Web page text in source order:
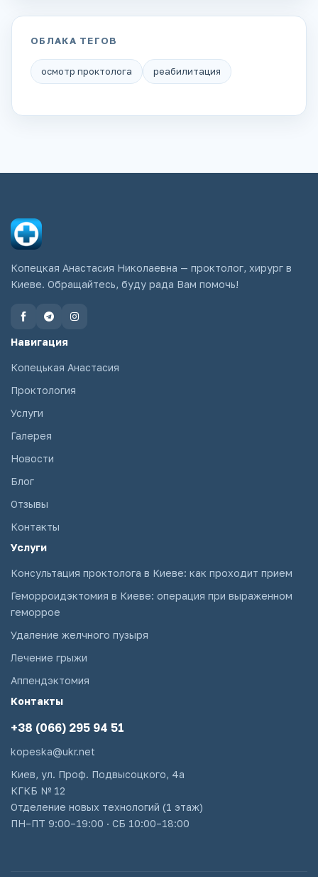
ОБЛАКА ТЕГОВ
осмотр проктолога реабилитация
Копецкая Анастасия Николаевна — проктолог, хирург в
Киеве. Обращайтесь, буду рада Вам помочь!
Навигация
Копецькая Анастасия
Проктология
Услуги
Галерея
Новости
Блог
Отзывы
Контакты
Услуги
Консультация проктолога в Киеве: как проходит прием
Геморроидэктомия в Киеве: операция при выраженном
геморрое
Удаление желчного пузыря
Лечение грыжи
Аппендэктомия
Контакты
+38 (066) 295 94 51
kopeska@ukr.net
Киев, ул. Проф. Подвысоцкого, 4а
КГКБ № 12
Отделение новых технологий (1 этаж)
ПН–ПТ 9:00–19:00 · СБ 10:00–18:00